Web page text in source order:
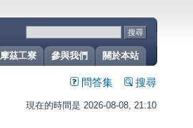
關於本站
參與我們
摩茲工寮
問答集 搜尋
現在的時間是 2026-08-08, 21:10